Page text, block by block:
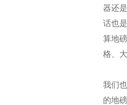
器还
话也
算地
格、
我们
的地